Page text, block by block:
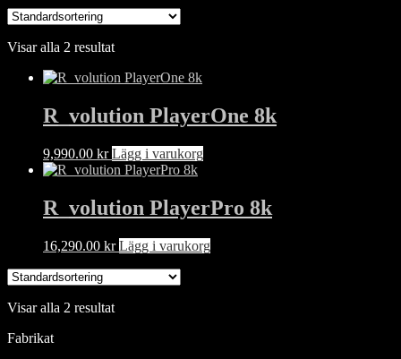
Visar alla 2 resultat
R_volution PlayerOne 8k
9,990.00 kr Lägg i varukorg
R_volution PlayerPro 8k
16,290.00 kr Lägg i varukorg
Visar alla 2 resultat
Fabrikat